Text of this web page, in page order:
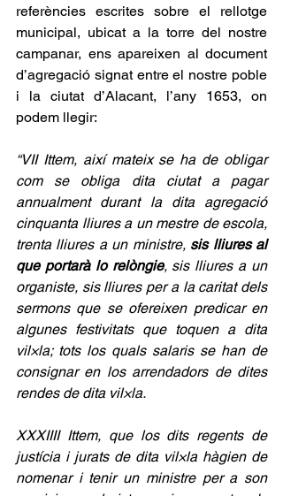
referències escrites sobre el rellotge
municipal, ubicat a la torre del nostre
campanar, ens apareixen al document
d’agregació signat entre el nostre poble
i la ciutat d’Alacant, l’any 1653, on
podem llegir:
“VII Ittem, així mateix se ha de obligar
com se obliga dita ciutat a pagar
annualment durant la dita agregació
cinquanta lliures a un mestre de escola,
trenta lliures a un ministre, sis lliures al
que portarà lo relòngie, sis lliures a un
organiste, sis lliures per a la caritat dels
sermons que se ofereixen predicar en
algunes festivitats que toquen a dita
vil×la; tots los quals salaris se han de
consignar en los arrendadors de dites
rendes de dita vil×la.
XXXIIII Ittem, que los dits regents de
justícia i jurats de dita vil×la hàgien de
nomenar i tenir un ministre per a son